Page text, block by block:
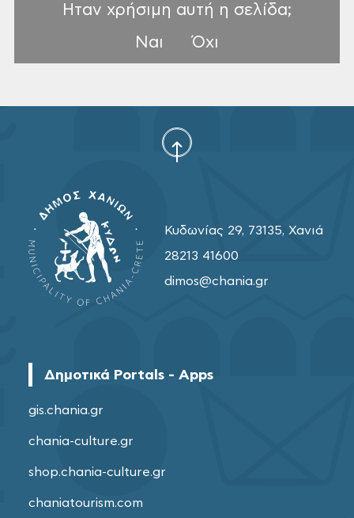
Ηταν χρήσιμη αυτή η σελίδα;
Ναι
Όχι
Κυδωνίας 29, 73135, Χανιά
28213 41600
dimos@chania.gr
Δημοτικά Portals - Apps
gis.chania.gr
chania-culture.gr
shop.chania-culture.gr
chaniatourism.com